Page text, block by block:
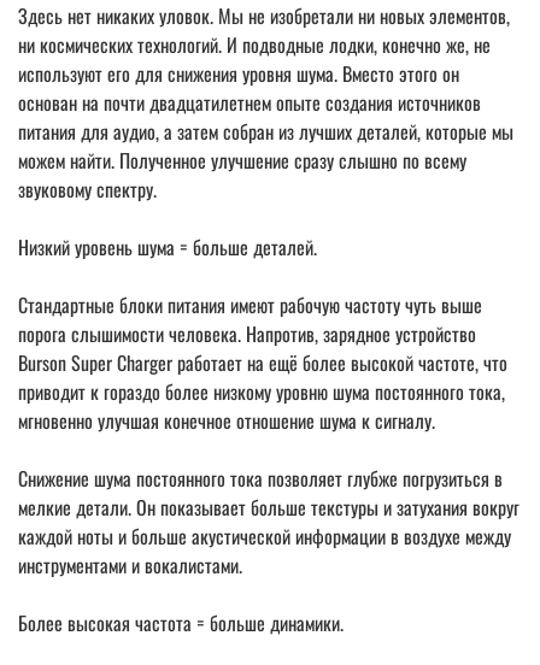
Здесь нет никаких уловок. Мы не изобретали ни новых элементов,
ни космических технологий. И подводные лодки, конечно же, не
используют его для снижения уровня шума. Вместо этого он
основан на почти двадцатилетнем опыте создания источников
питания для аудио, а затем собран из лучших деталей, которые мы
можем найти. Полученное улучшение сразу слышно по всему
звуковому спектру.
Низкий уровень шума = больше деталей.
Стандартные блоки питания имеют рабочую частоту чуть выше
порога слышимости человека. Напротив, зарядное устройство
Burson Super Charger работает на ещё более высокой частоте, что
приводит к гораздо более низкому уровню шума постоянного тока,
мгновенно улучшая конечное отношение шума к сигналу.
Снижение шума постоянного тока позволяет глубже погрузиться в
мелкие детали. Он показывает больше текстуры и затухания вокруг
каждой ноты и больше акустической информации в воздухе между
инструментами и вокалистами.
Более высокая частота = больше динамики.